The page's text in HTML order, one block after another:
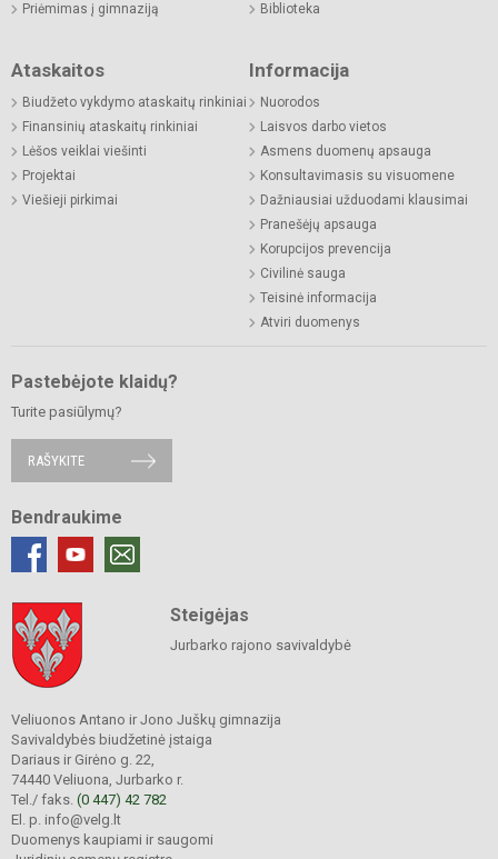
Priėmimas į gimnaziją
Biblioteka
Ataskaitos
Biudžeto vykdymo ataskaitų rinkiniai
Finansinių ataskaitų rinkiniai
Lėšos veiklai viešinti
Projektai
Viešieji pirkimai
Informacija
Nuorodos
Laisvos darbo vietos
Asmens duomenų apsauga
Konsultavimasis su visuomene
Dažniausiai užduodami klausimai
Pranešėjų apsauga
Korupcijos prevencija
Civilinė sauga
Teisinė informacija
Atviri duomenys
Pastebėjote klaidų?
Turite pasiūlymų?
RAŠYKITE
Bendraukime
Steigėjas
Jurbarko rajono savivaldybė
Veliuonos Antano ir Jono Juškų gimnazija
Savivaldybės biudžetinė įstaiga
Dariaus ir Girėno g. 22,
74440 Veliuona, Jurbarko r.
Tel./ faks. (0 447) 42 782
El. p. info@velg.lt
Duomenys kaupiami ir saugomi